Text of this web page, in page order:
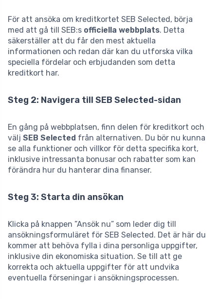
För att ansöka om kreditkortet SEB Selected, börja
med att gå till SEB:s officiella webbplats. Detta
säkerställer att du får den mest aktuella
informationen och redan där kan du utforska vilka
speciella fördelar och erbjudanden som detta
kreditkort har.
Steg 2: Navigera till SEB Selected-sidan
En gång på webbplatsen, finn delen för kreditkort och
välj SEB Selected från alternativen. Du bör nu kunna
se alla funktioner och villkor för detta specifika kort,
inklusive intressanta bonusar och rabatter som kan
förändra hur du hanterar dina finanser.
Steg 3: Starta din ansökan
Klicka på knappen ”Ansök nu” som leder dig till
ansökningsformuläret för SEB Selected. Det är här du
kommer att behöva fylla i dina personliga uppgifter,
inklusive din ekonomiska situation. Se till att ge
korrekta och aktuella uppgifter för att undvika
eventuella förseningar i ansökningsprocessen.